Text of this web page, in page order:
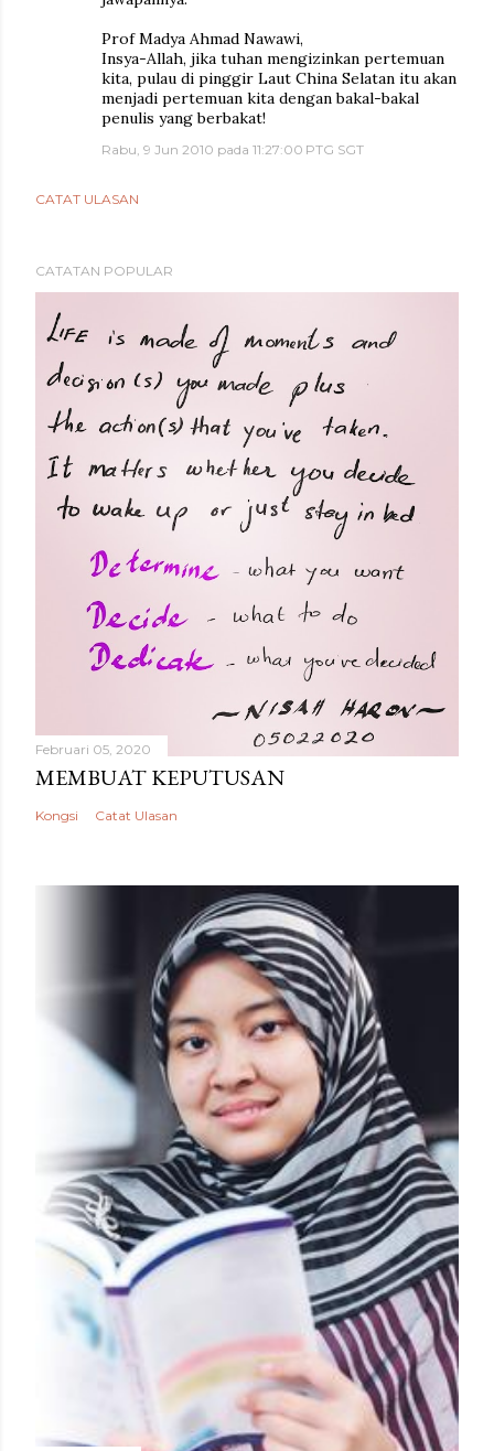
Prof Madya Ahmad Nawawi,
Insya-Allah, jika tuhan mengizinkan pertemuan
kita, pulau di pinggir Laut China Selatan itu akan
menjadi pertemuan kita dengan bakal-bakal
penulis yang berbakat!
Rabu, 9 Jun 2010 pada 11:27:00 PTG SGT
CATAT ULASAN
CATATAN POPULAR
Februari 05, 2020
MEMBUAT KEPUTUSAN
Kongsi Catat Ulasan